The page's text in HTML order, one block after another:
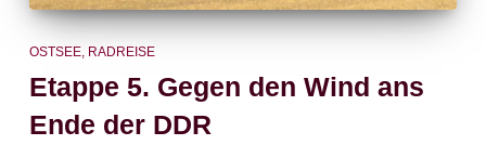
OSTSEE RADREISE
Etappe 5. Gegen den Wind ans
Ende der DDR